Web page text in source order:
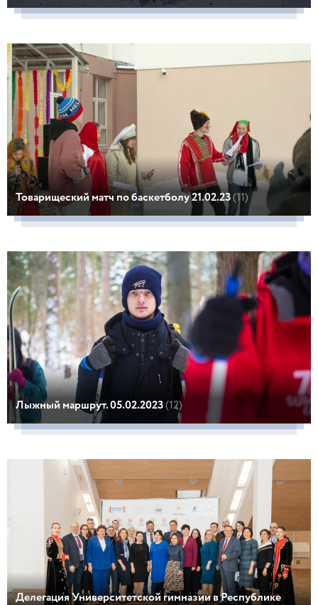
Товарищеский матч по баскетболу 21.02.23(11)
Лыжный маршрут. 05.02.2023(12)
Делегация Университетской гимназии в Республике